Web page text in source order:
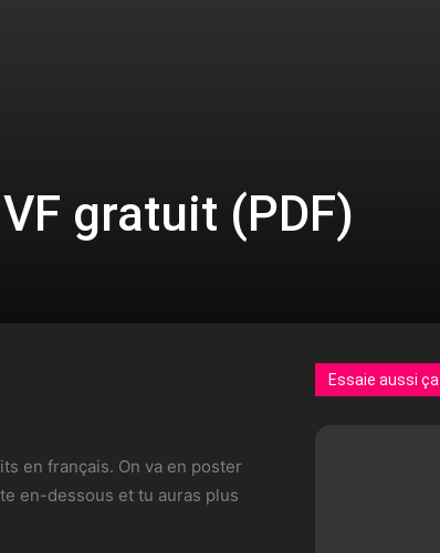
gratuit (PDF)
en français. On va en poster
en-dessous et tu auras plus
Essaie aussi ça